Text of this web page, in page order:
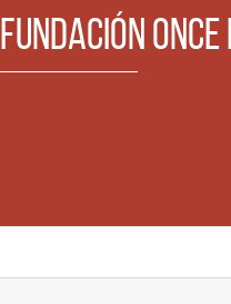
Fundación